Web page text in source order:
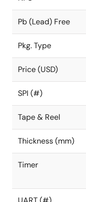
Pb (Lead) Free
Pkg. Type
Price (USD)
SPI (#)
Tape & Reel
Thickness (mm)
Timer